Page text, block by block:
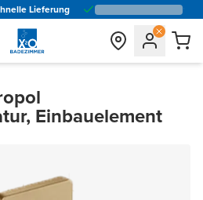
Lieferung
Einbauelement